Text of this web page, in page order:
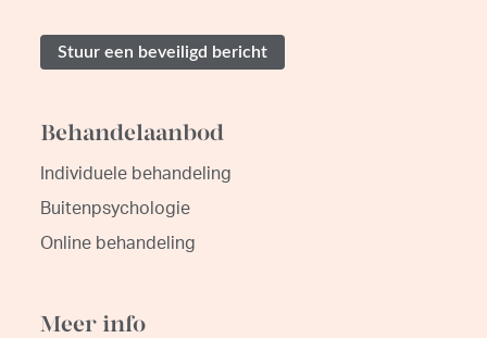
Stuur een beveiligd bericht
Behandelaanbod
Individuele behandeling
Buitenpsychologie
Online behandeling
Meer info